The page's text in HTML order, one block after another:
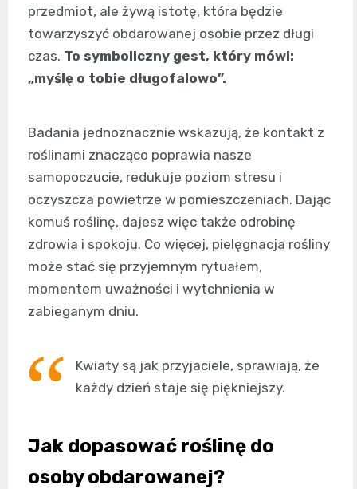
przedmiot, ale żywą istotę, która będzie
towarzyszyć obdarowanej osobie przez długi
czas. To symboliczny gest, który mówi:
„myślę o tobie długofalowo”.
Badania jednoznacznie wskazują, że kontakt z
roślinami znacząco poprawia nasze
samopoczucie, redukuje poziom stresu i
oczyszcza powietrze w pomieszczeniach. Dając
komuś roślinę, dajesz więc także odrobinę
zdrowia i spokoju. Co więcej, pielęgnacja rośliny
może stać się przyjemnym rytuałem,
momentem uważności i wytchnienia w
zabieganym dniu.
Kwiaty są jak przyjaciele, sprawiają, że
każdy dzień staje się piękniejszy.
Jak dopasować roślinę do
osoby obdarowanej?